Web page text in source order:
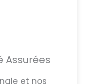
Assurées
et nos